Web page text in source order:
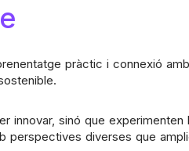
pràctic i connexió amb
innovar, sinó que experimenten
perspectives diverses que